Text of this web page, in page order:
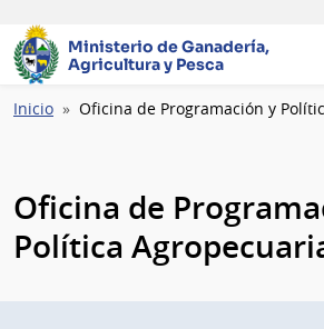
Ministerio de Ganadería,
Agricultura y Pesca
Ruta
Inicio Oficina de Programación y
Oficina de
Política